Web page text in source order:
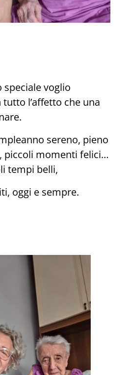
voglio
l’affetto che una
sereno, pieno
piccoli momenti felici…
tempi belli,
oggi e sempre.